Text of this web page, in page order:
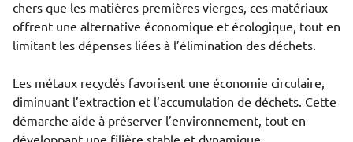
chers que les matières premières vierges, ces matériaux
offrent une alternative économique et écologique, tout en
limitant les dépenses liées à l’élimination des déchets.
Les métaux recyclés favorisent une économie circulaire,
diminuant l’extraction et l’accumulation de déchets. Cette
démarche aide à préserver l’environnement, tout en